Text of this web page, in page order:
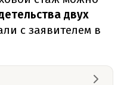
двух
с заявителем в